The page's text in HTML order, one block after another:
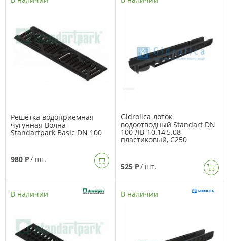
Решетка водоприёмная
чугунная Волна
Standartpark Basic DN 100
980 Р/ шт.
Gidrolica лоток
водоотводный Standart DN
100 ЛВ-10.14,5.08
пластиковый, C250
525 Р/ шт.
В наличии В наличии